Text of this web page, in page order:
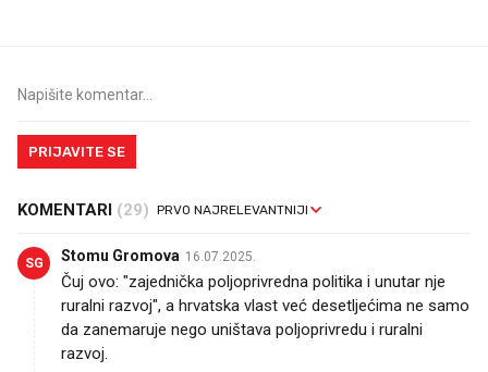
PRIJAVITE SE
KOMENTARI (29)
SG Stomu Gromova 16.07.2025.
Čuj ovo: "zajednička poljoprivredna politika i unutar nje
ruralni razvoj", a hrvatska vlast već desetljećima ne samo
da zanemaruje nego uništava poljoprivredu i ruralni
razvoj.